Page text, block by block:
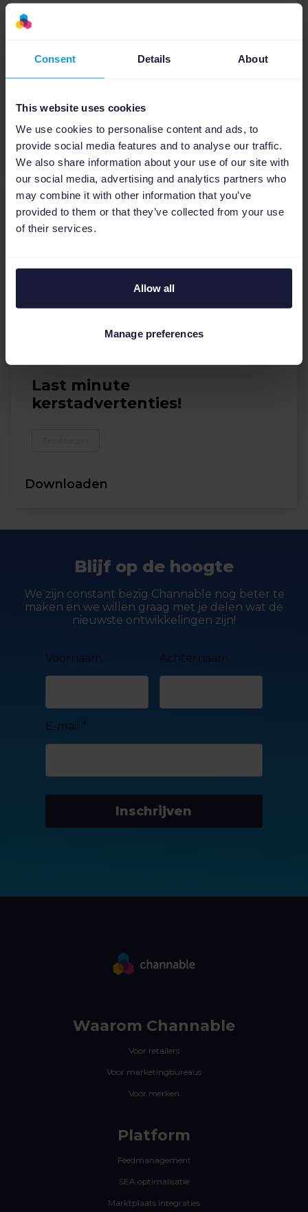
Consent Details About
This website uses cookies
We use cookies to personalise content and ads, to
provide social media features and to analyse our traffic.
We also share information about your use of our site with
our social media, advertising and analytics partners who
may combine it with other information that you’ve
provided to them or that they’ve collected from your use
of their services.
Allow all
Manage preferences
2020
Downloaden
Last minute
kerstadvertenties!
Downloaden
Blijf op de hoogte
We zijn constant bezig Channable nog beter te
maken en we willen graag met je delen wat de
nieuwste ontwikkelingen zijn!
Voornaam Achternaam
E-mail *
Inschrijven
Waarom Channable
Voor retailers
Voor marketingbureaus
Voor merken
Platform
Feedmanagement
SEA optimalisatie
Marktplaats integraties